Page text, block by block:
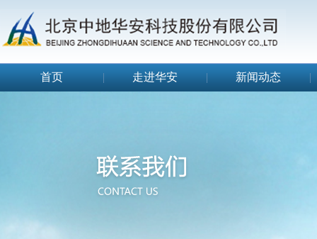
首页 | 走进华安 | 新闻动态 |